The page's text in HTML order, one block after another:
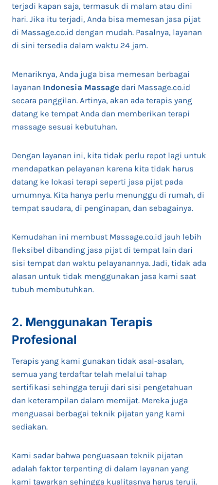
terjadi kapan saja, termasuk di malam atau dini
hari. Jika itu terjadi, Anda bisa memesan jasa pijat
di Massage.co.id dengan mudah. Pasalnya, layanan
di sini tersedia dalam waktu 24 jam.
Menariknya, Anda juga bisa memesan berbagai
layanan Indonesia Massage dari Massage.co.id
secara panggilan. Artinya, akan ada terapis yang
datang ke tempat Anda dan memberikan terapi
massage sesuai kebutuhan.
Dengan layanan ini, kita tidak perlu repot lagi untuk
mendapatkan pelayanan karena kita tidak harus
datang ke lokasi terapi seperti jasa pijat pada
umumnya. Kita hanya perlu menunggu di rumah, di
tempat saudara, di penginapan, dan sebagainya.
Kemudahan ini membuat Massage.co.id jauh lebih
fleksibel dibanding jasa pijat di tempat lain dari
sisi tempat dan waktu pelayanannya. Jadi, tidak ada
alasan untuk tidak menggunakan jasa kami saat
tubuh membutuhkan.
2. Menggunakan Terapis
Profesional
Terapis yang kami gunakan tidak asal-asalan,
semua yang terdaftar telah melalui tahap
sertifikasi sehingga teruji dari sisi pengetahuan
dan keterampilan dalam memijat. Mereka juga
menguasai berbagai teknik pijatan yang kami
sediakan.
Kami sadar bahwa penguasaan teknik pijatan
adalah faktor terpenting di dalam layanan yang
kami tawarkan sehingga kualitasnya harus teruji.